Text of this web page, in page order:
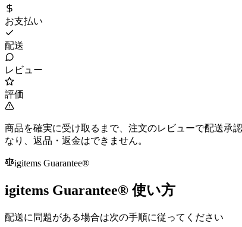
お支払い
配送
レビュー
評価
商品を確実に受け取るまで、注文のレビューで配送承
なり、返品・返金はできません。
igitems Guarantee®
igitems Guarantee® 使い方
配送に問題がある場合は次の手順に従ってください